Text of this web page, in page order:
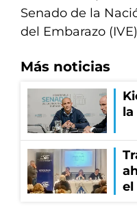
Senado de la
del Embarazo
Más noticias
el